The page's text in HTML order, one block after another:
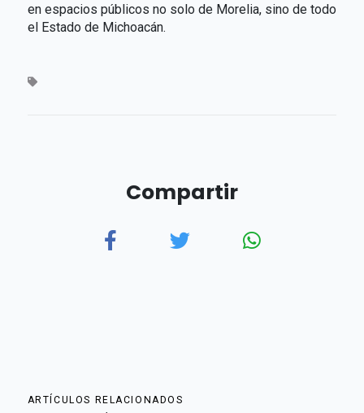
en espacios públicos no solo de Morelia, sino de todo
el Estado de Michoacán.
Compartir
ARTÍCULOS RELACIONADOS